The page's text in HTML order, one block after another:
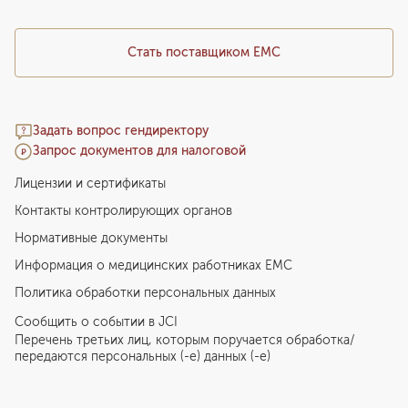
Стать поставщиком ЕМС
Задать вопрос гендиректору
Запрос документов для налоговой
Лицензии и сертификаты
Контакты контролирующих органов
Нормативные документы
Информация о медицинских работниках EMC
Политика обработки персональных данных
Сообщить о событии в JCI
Перечень третьих лиц, которым поручается обработка/
передаются персональных (-е) данных (-е)